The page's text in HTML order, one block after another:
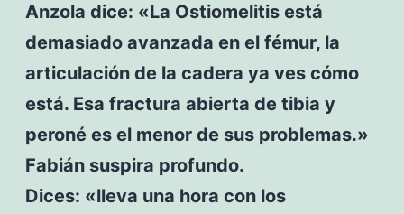
Anzola dice: «La Ostiomelitis está
demasiado avanzada en el fémur, la
articulación de la cadera ya ves cómo
está. Esa fractura abierta de tibia y
peroné es el menor de sus problemas.»
Fabián suspira profundo.
Dices: «lleva una hora con los